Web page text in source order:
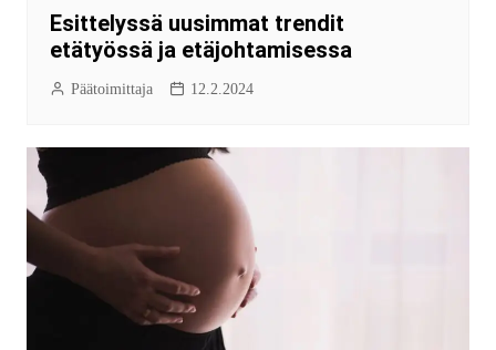
Esittelyssä uusimmat trendit
etätyössä ja etäjohtamisessa
Päätoimittaja 12.2.2024